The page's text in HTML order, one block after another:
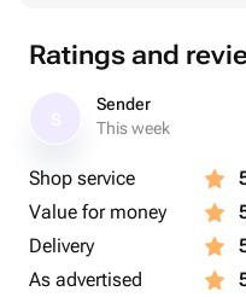
Закажите клубнику в
грани вкуса!
Ratings and
Sender
This week
Shop service
Value for money
Delivery
As advertised